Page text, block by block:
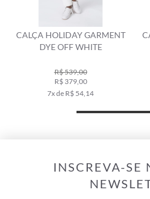
CALÇA HOLIDAY GARMENT
DYE OFF WHITE
R$ 539,00
R$ 379,00
7x de R$ 54,14
INSCREVA-SE